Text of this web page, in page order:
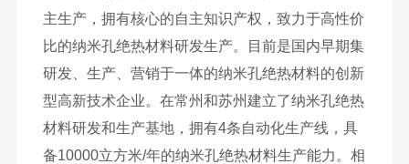
主生产，拥有核心的自主知识产权，致力于高性价
比的纳米孔绝热材料研发生产。目前是国内早期集
研发、生产、营销于一体的纳米孔绝热材料的创新
型高新技术企业。在常州和苏州建立了纳米孔绝热
材料研发和生产基地，拥有4条自动化生产线，具
备10000立方米/年的纳米孔绝热材料生产能力。相